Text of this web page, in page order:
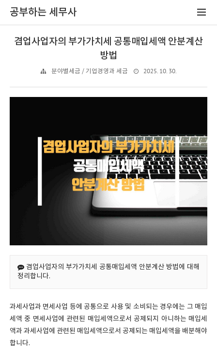
공부하는 세무사
겸업사업자의 부가가치세 공통매입세액 안분계산
방법
분야별세금 / 기업경영과 세금 2025. 10. 30.
겸업사업자의 부가가치세 공통매입세액 안분계산 방법에 대해
정리합니다.
과세사업과 면세사업 등에 공통으로 사용 및 소비되는 경우에는 그 매입
세액 중 면세사업에 관련된 매입세액으로서 공제되지 아니하는 매입세
액과 과세사업에 관련된 매입세액으로서 공제되는 매입세액을 배분해야
합니다.